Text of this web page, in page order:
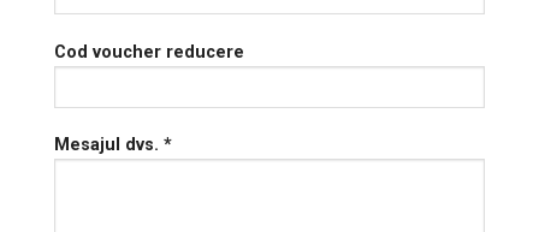
Cod voucher reducere
Mesajul dvs. *